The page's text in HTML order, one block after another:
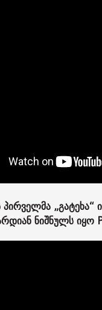
„გატეხა“
ნიშნულს